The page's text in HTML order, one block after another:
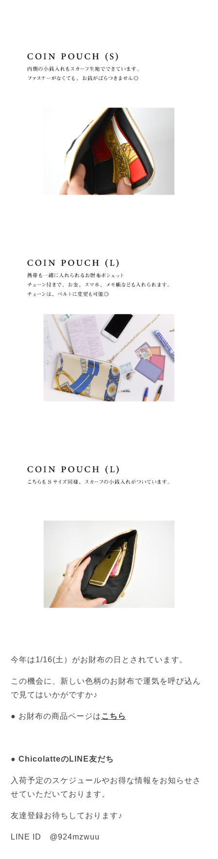
今年は1/16(土）がお財布の日とされています。
この機会に、新しい色柄のお財布で運気を呼び込ん
で見てはいかがですか♪
● お財布の商品ページは こちら
● ChicolatteのLINE友だち
入荷予定のスケジュールやお得な情報をお知らせさ
せていただいております。
友達登録お待ちしております♪
LINE ID　@924mzwuu